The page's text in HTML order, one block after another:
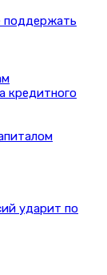
поддержать
кредитного
ударит по